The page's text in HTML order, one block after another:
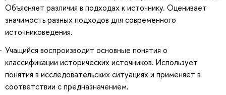
Объясняет различия в подходах к источнику. Оценивает
значимость разных подходов для современного
источниковедения.
Учащийся воспроизводит основные понятия о
классификации исторических источников. Использует
понятия в исследовательских ситуациях и применяет в
соответствии с предназначением.